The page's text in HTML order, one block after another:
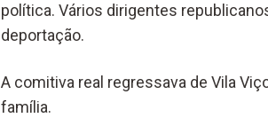
política. Vários dirigentes
deportação.
A comitiva real regressava de Vila
família.